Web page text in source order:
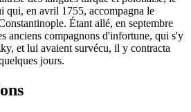
qui, en avril 1755, accompagna le
Étant allé, en septembre
anciens compagnons d'infortune, qui s'y
et lui avaient survécu, il y contracta
jours.